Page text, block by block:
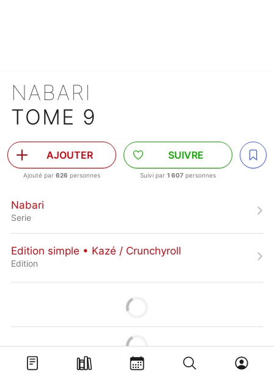
NABARI
TOME 9
AJOUTER
Ajouté par 626 personnes
SUIVRE
Suivi par 1 607 personnes
Nabari
Serie
Edition simple • Kazé / Crunchyroll
Edition